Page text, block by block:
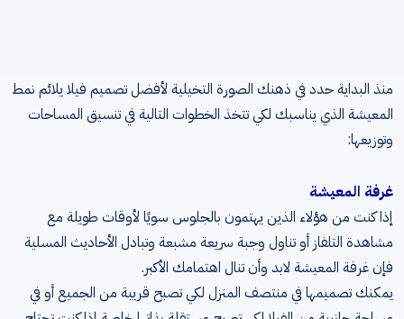
منذ البداية حدد في ذهنك الصورة التخيلية لأفضل تصميم فيلا يلائم نمط
المعيشة الذي يناسبك لكي تتخذ الخطوات التالية في تنسيق المساحات
وتوزيعها:
غرفة المعيشة
إذا كنت من هؤلاء الذين يهتمون بالجلوس سويًا لأوقات طويلة مع
مشاهدة التلفاز أو تناول وجبة سريعة مشبعة وتبادل الأحاديث المسلية
فإن غرفة المعيشة لابد وأن تنال اهتمامك الأكبر.
يمكنك تصميمها في منتصف المنزل لكي تصبح قريبة من الجميع أو في